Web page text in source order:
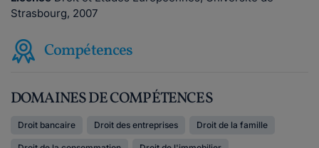
Strasbourg, 2007
Compétences
DOMAINES DE COMPÉTENCES
Droit bancaire Droit des entreprises Droit de la famille